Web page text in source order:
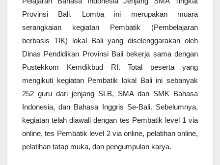
Provinsi Bali. Lomba ini merupakan muara
serangkaian kegiatan Pembatik (Pembelajaran
berbasis TIK) lokal Bali yang diselenggarakan oleh
Dinas Pendidikan Provinsi Bali bekerja sama dengan
Pustekkom Kemdikbud RI. Total peserta yang
mengikuti kegiatan Pembatik lokal Bali ini sebanyak
252 guru dari jenjang SLB, SMA dan SMK Bahasa
Indonesia, dan Bahasa Inggris Se-Bali. Sebelumnya,
kegiatan telah diawali dengan tes Pembatik level 1 via
online, tes Pembatik level 2 via online, pelatihan online,
pelatihan tatap muka, dan pengumpulan karya.